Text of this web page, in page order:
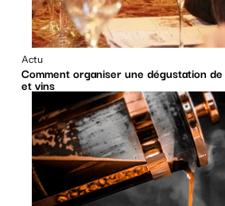
Actu
Comment organiser une dégustation
et vins